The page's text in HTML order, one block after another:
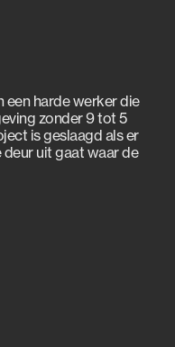
een harde werker die
zonder 9 tot 5
is geslaagd als er
uit gaat waar de